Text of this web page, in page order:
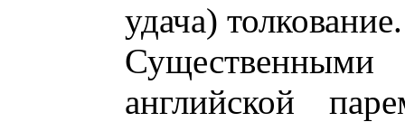
удача) толкование.
английской